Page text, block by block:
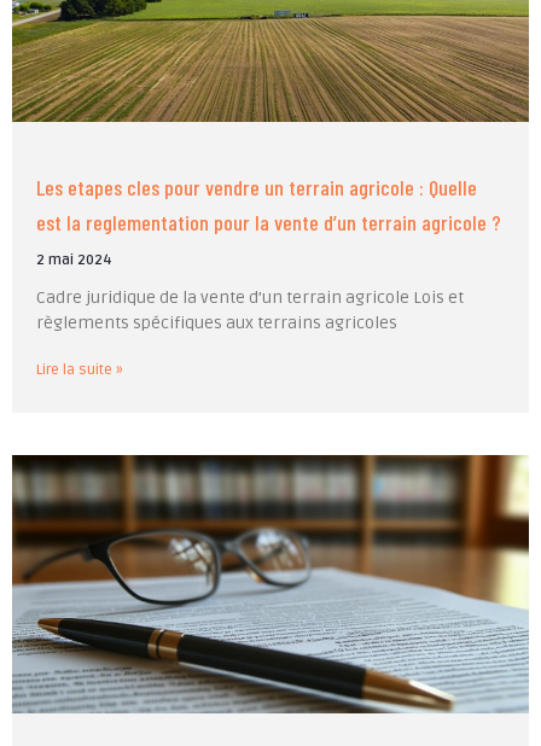
Les etapes cles pour vendre un terrain agricole : Quelle
est la reglementation pour la vente d’un terrain agricole ?
2 mai 2024
Cadre juridique de la vente d’un terrain agricole Lois et
règlements spécifiques aux terrains agricoles
Lire la suite »